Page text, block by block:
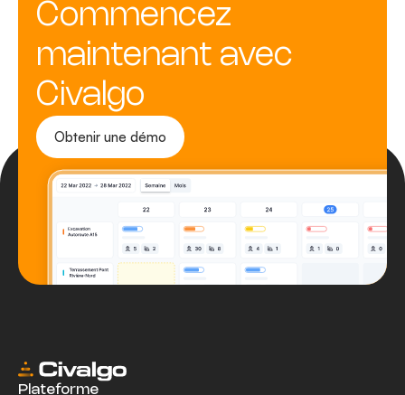
Commencez
maintenant avec
Civalgo
Obtenir une démo
Plateforme